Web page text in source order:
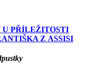
U PŘÍLEŽITOSTI
Z ASSISI